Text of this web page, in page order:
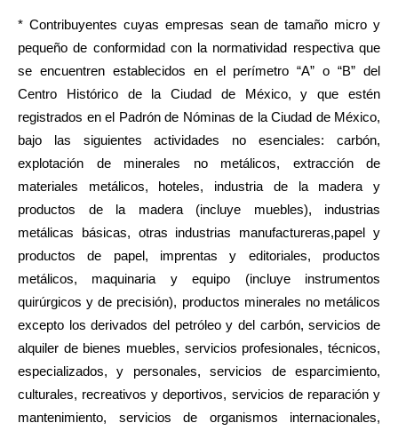
* Contribuyentes cuyas empresas sean de tamaño micro y
pequeño de conformidad con la normatividad respectiva que
se encuentren establecidos en el perímetro “A” o “B” del
Centro Histórico de la Ciudad de México, y que estén
registrados en el Padrón de Nóminas de la Ciudad de México,
bajo las siguientes actividades no esenciales: carbón,
explotación de minerales no metálicos, extracción de
materiales metálicos, hoteles, industria de la madera y
productos de la madera (incluye muebles), industrias
metálicas básicas, otras industrias manufactureras,papel y
productos de papel, imprentas y editoriales, productos
metálicos, maquinaria y equipo (incluye instrumentos
quirúrgicos y de precisión), productos minerales no metálicos
excepto los derivados del petróleo y del carbón, servicios de
alquiler de bienes muebles, servicios profesionales, técnicos,
especializados, y personales, servicios de esparcimiento,
culturales, recreativos y deportivos, servicios de reparación y
mantenimiento, servicios de organismos internacionales,